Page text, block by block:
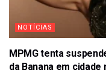
NOTÍCIAS
MPMG tenta
da Banana em cidade